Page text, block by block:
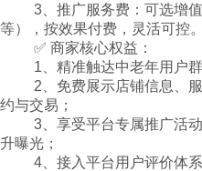
3、推广服务费：可选增
等），按效果付费，灵活可控。
✅ 商家核心权益：
1、精准触达中老年用户
2、免费展示店铺信息、
约与交易；
3、享受平台专属推广活
升曝光；
4、接入平台用户评价体